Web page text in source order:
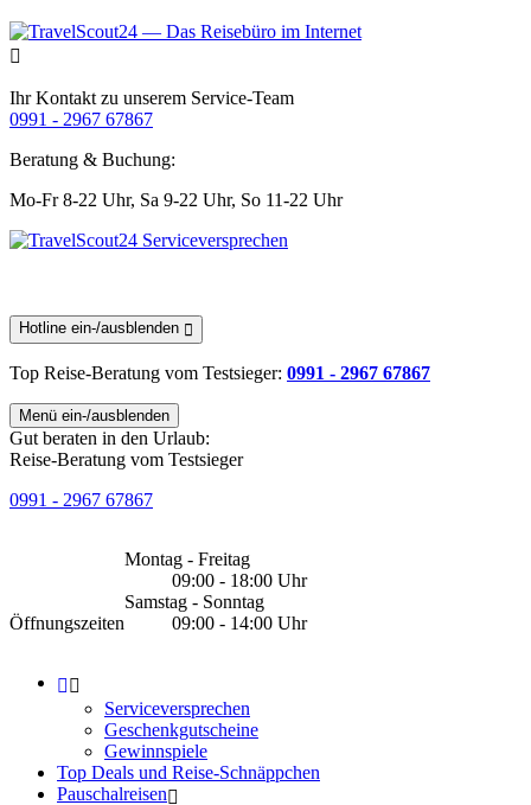
Ihr Kontakt zu unserem Service-Team
0991 - 2967 67867
Beratung & Buchung:
Mo-Fr 8-22 Uhr, Sa 9-22 Uhr, So 11-22 Uhr
Hotline ein-/ausblenden
Top Reise-Beratung vom Testsieger: 0991 - 2967 67867
Menü ein-/ausblenden
Gut beraten in den Urlaub:
Reise-Beratung vom Testsieger
0991 - 2967 67867
Öffnungszeiten
Montag - Freitag
09:00 - 18:00 Uhr
Samstag - Sonntag
09:00 - 14:00 Uhr
Serviceversprechen
Geschenkgutscheine
Gewinnspiele
Top Deals und Reise-Schnäppchen
Pauschalreisen